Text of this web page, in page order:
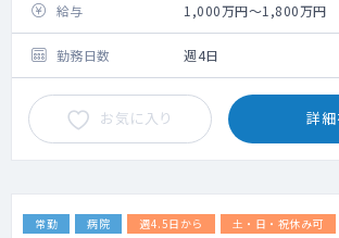
給与 1,000万円～1,800万円
勤務日数 週4日
お気に入り 詳細
常勤 病院 週4.5日から 土・日・祝休み可